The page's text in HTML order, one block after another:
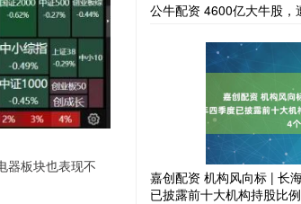
器板块也表现不
公牛配资 4600亿大牛股，
嘉创配资 机构风向标 | 长
已披露前十大机构持股比